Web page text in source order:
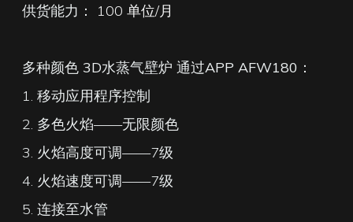
供货能力： 100 单位/月
多种颜色 3D水蒸气壁炉 通过APP AFW180：
1. 移动应用程序控制
2. 多色火焰——无限颜色
3. 火焰高度可调——7级
4. 火焰速度可调——7级
5. 连接至水管